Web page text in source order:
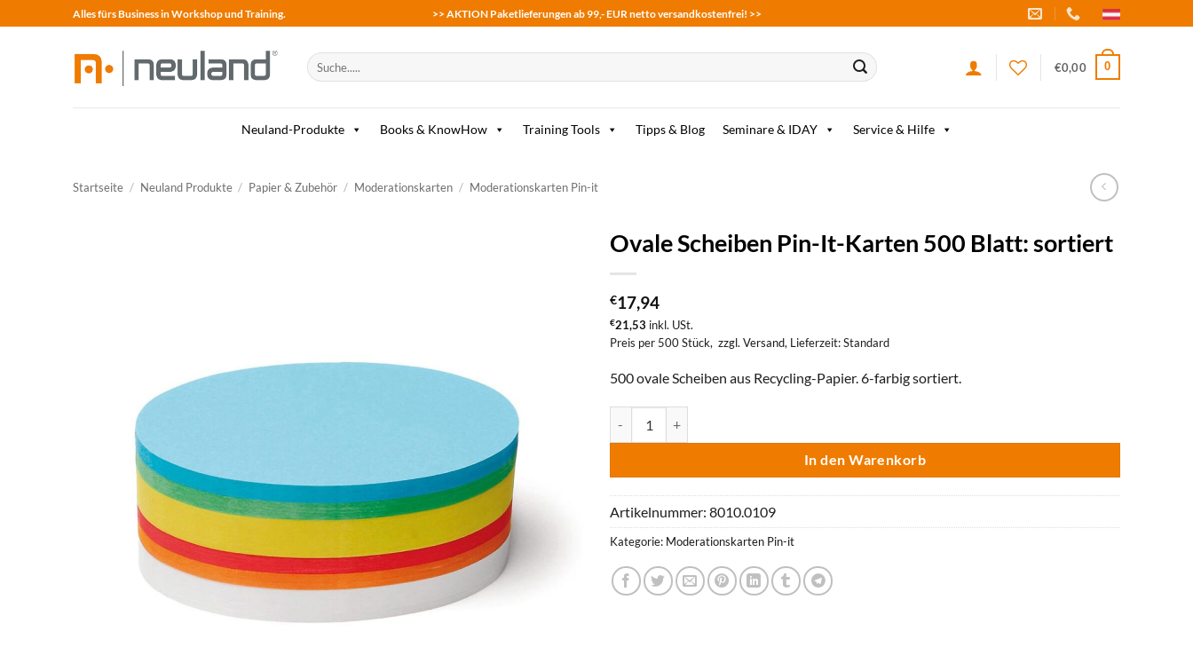
to
Alles fürs Business in Workshop und Training. >> AKTION Paketlieferungen ab 99,- EUR netto versandkostenfrei! >>
Suche
nach:
€0,00 0
Neuland-Produkte Books & KnowHow Training Tools Tipps & Blog Seminare & IDAY Service & Hilfe
Startseite / Neuland Produkte / Papier & Zubehör / Moderationskarten / Moderationskarten Pin-it
Ovale Scheiben Pin-It-Karten 500 Blatt: sortiert
€17,94
€21,53 inkl. USt.
Preis per 500 Stück, zzgl. Versand, Lieferzeit: Standard
500 ovale Scheiben aus Recycling-Papier. 6-farbig sortiert.
In den Warenkorb
Artikelnummer: 8010.0109
Kategorie: Moderationskarten Pin-it